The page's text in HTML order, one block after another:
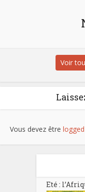
Voir
Vous devez être
Eté :